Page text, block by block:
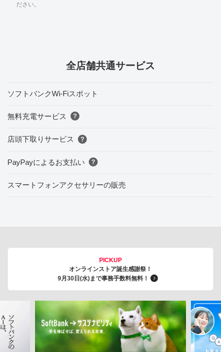
ださい。
全店舗共通サービス
ソフトバンクWi-Fiスポット
無料充電サービス
店頭下取りサービス
PayPayによるお支払い
スマートフォンアクセサリーの販売
PICKUP
オンラインストア誕生感謝祭！
9月30日(水)まで事務手数料無料！